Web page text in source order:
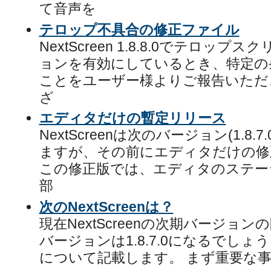
て音声を
テロップ不具合の修正ファイル
NextScreen 1.8.8.0でテロップスク
ョンを有効にしているとき、特定
ことをユーザー様よりご報告いた
ざ
エディタだけの暫定リリース
NextScreenは次のバージョン
ますが、その前にエディタだけの
この修正版では、エディタのステ
部
次のNextScreenは？
現在NextScreenの次期バージョン
バージョンは1.8.7.0になるでしょ
について記載します。 まず重要な